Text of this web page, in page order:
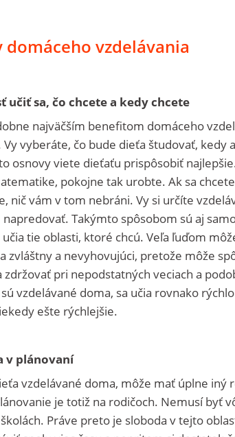
domáceho vzdelávania
učiť sa, čo chcete a kedy chcete
najväčším benefitom domáceho
Vy vyberáte, čo bude dieťa študovať, kedy
osnovy viete dieťaťu prispôsobiť
pokojne tak urobte. Ak sa
nič vám v tom nebráni. Vy si určíte
Takýmto spôsobom sú aj
učia tie oblasti, ktoré chcú. Veľa ľuďom
zvláštny a nevyhovujúci, pretože môže
zdržovať pri nepodstatných veciach a
vzdelávané doma, sa učia rovnako
ešte rýchlejšie.
v plánovaní
vzdelávané doma, môže mať úplne iný
je totiž na rodičoch. Nemusí byť
Práve preto je sloboda v tejto